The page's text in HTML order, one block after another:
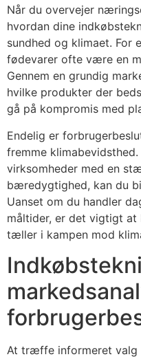
Når du overvejer
hvordan dine
sundhed og klimaet. For
fødevarer ofte være en
Gennem en grundig
hvilke produkter der
gå på kompromis med
Endelig er
fremme
virksomheder med en
bæredygtighed, kan du
Uanset om du handler
måltider, er det vigtigt at
tæller i kampen mod
At træffe informeret